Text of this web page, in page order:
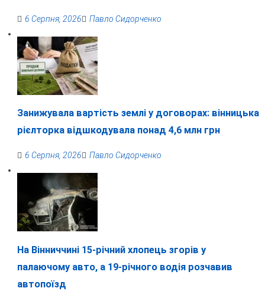
6 Серпня, 2026 Павло Сидорченко
Занижувала вартість землі у договорах: вінницька
рієлторка відшкодувала понад 4,6 млн грн
6 Серпня, 2026 Павло Сидорченко
На Вінниччині 15-річний хлопець згорів у
палаючому авто, а 19-річного водія розчавив
автопоїзд